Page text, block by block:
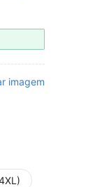
imagem